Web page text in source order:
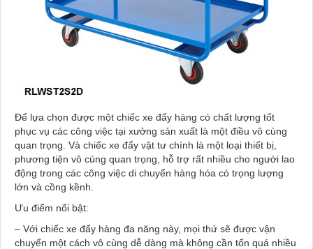
Để lựa chọn được một chiếc xe đẩy hàng có chất lượng tốt
phục vụ các công việc tại xưởng sản xuất là một điều vô cùng
quan trọng. Và chiếc xe đẩy vật tư chính là một loại thiết bị,
phương tiện vô cùng quan trọng, hỗ trợ rất nhiều cho người lao
động trong các công việc di chuyển hàng hóa có trọng lượng
lớn và cồng kềnh.
Ưu điểm nổi bật:
– Với chiếc xe đẩy hàng đa năng này, mọi thứ sẽ được vận
chuyển một cách vô cùng dễ dàng mà không cần tốn quá nhiều